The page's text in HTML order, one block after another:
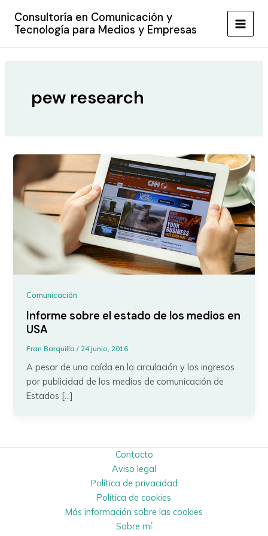
contenido
Consultoría en Comunicación y
Tecnología para Medios y Empresas
MAIN
pew research
Comunicación
Informe sobre el estado de los medios en
USA
Fran Barquilla/24 junio, 2016
A pesar de una caída en la circulación y los ingresos
por publicidad de los medios de comunicación de
Estados […]
Contacto
Aviso legal
Política de privacidad
Política de cookies
Más información sobre las cookies
Sobre mí